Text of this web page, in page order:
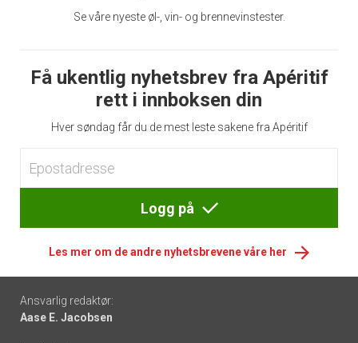
Se våre nyeste øl-, vin- og brennevinstester.
Få ukentlig nyhetsbrev fra Apéritif
rett i innboksen din
Hver søndag får du de mest leste sakene fra Apéritif
Logg på
Les mer om de andre nyhetsbrevene våre her
Footer
-
Ansvarlig redaktør:
Aase E. Jacobsen